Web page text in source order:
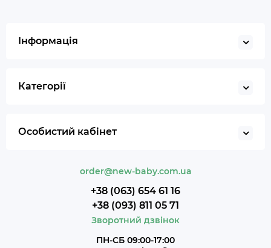
Інформація
Категорії
Особистий кабінет
order@new-baby.com.ua
+38 (063) 654 61 16
+38 (093) 811 05 71
Зворотний дзвінок
ПН-СБ 09:00-17:00